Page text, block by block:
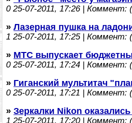
025-07-2011, 17:26 | Коммент:
» Лазерная пушка на
1 25-07-2011, 17:25 | Коммент:
» МТС выпускает
025-07-2011, 17:24 | Коммент:
» Гиганский мультитач
025-07-2011, 17:21 | Коммент:
» Зеркалки Nikon
1 25-07-2011, 17:20 | Коммент: